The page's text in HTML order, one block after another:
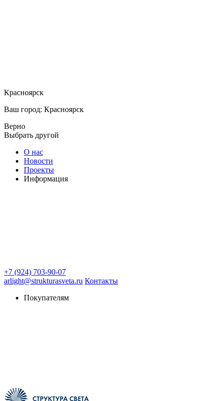
Красноярск
Ваш город: Красноярск
Верно
Выбрать другой
О нас
Новости
Проекты
Информация
+7 (924) 703-90-07
arlight@strukturasveta.ru Контакты
Покупателям